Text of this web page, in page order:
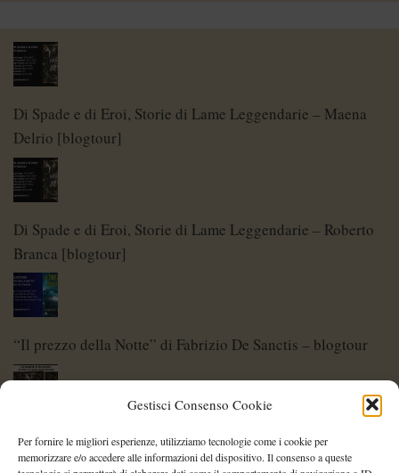
Gestisci Consenso Cookie
Per fornire le migliori esperienze, utilizziamo tecnologie come i cookie per
memorizzare e/o accedere alle informazioni del dispositivo. Il consenso a queste
Di Spade e di Eroi, Storie di Lame Leggendarie – Maena
Delrio [blogtour]
Di Spade e di Eroi, Storie di Lame Leggendarie – Roberto
Branca [blogtour]
“Il prezzo della Notte” di Fabrizio De Sanctis – blogtour
Di Spade e di Eroi – Storie di Lame Leggendarie